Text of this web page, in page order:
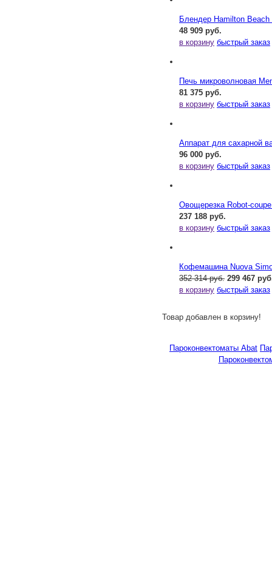
Блендер Hamilton Beach
48 909 руб.
в корзину быстрый заказ
Печь микроволновая
81 375 руб.
в корзину быстрый заказ
Аппарат для сахарной
96 000 руб.
в корзину быстрый заказ
Овощерезка Robot-
237 188 руб.
в корзину быстрый заказ
Кофемашина Nuova
352 314 руб. 299 467
в корзину быстрый заказ
Товар добавлен в корзину!
Пароконвектоматы Abat